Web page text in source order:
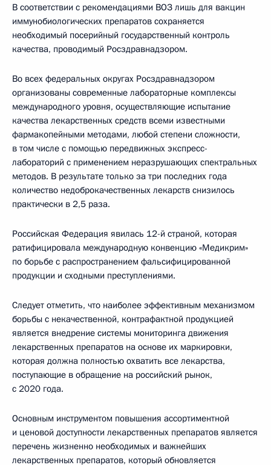
В соответствии с рекомендациями ВОЗ лишь для вакцин
иммунобиологических препаратов сохраняется
необходимый посерийный государственный контроль
качества, проводимый Росздравнадзором.
Во всех федеральных округах Росздравнадзором
организованы современные лабораторные комплексы
международного уровня, осуществляющие испытание
качества лекарственных средств всеми известными
фармакопейными методами, любой степени сложности,
в том числе с помощью передвижных экспресс-
лабораторий с применением неразрушающих спектральных
методов. В результате только за три последних года
количество недоброкачественных лекарств снизилось
практически в 2,5 раза.
Российская Федерация явилась 12-й страной, которая
ратифицировала международную конвенцию «Медикрим»
по борьбе с распространением фальсифицированной
продукции и сходными преступлениями.
Следует отметить, что наиболее эффективным механизмом
борьбы с некачественной, контрафактной продукцией
является внедрение системы мониторинга движения
лекарственных препаратов на основе их маркировки,
которая должна полностью охватить все лекарства,
поступающие в обращение на российский рынок,
с 2020 года.
Основным инструментом повышения ассортиментной
и ценовой доступности лекарственных препаратов является
перечень жизненно необходимых и важнейших
лекарственных препаратов, который обновляется